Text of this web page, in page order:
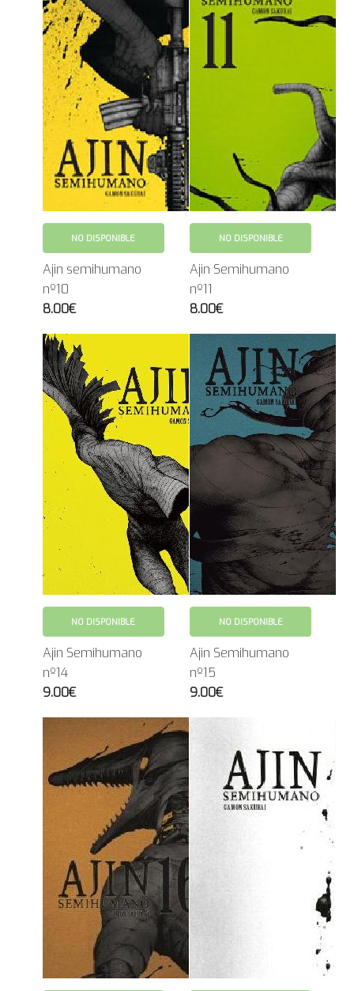
NO DISPONIBLE
Ajin semihumano
nº10
8.00€
NO DISPONIBLE
Ajin Semihumano
nº11
8.00€
NO DISPONIBLE
Ajin Semihumano
nº14
9.00€
NO DISPONIBLE
Ajin Semihumano
nº15
9.00€